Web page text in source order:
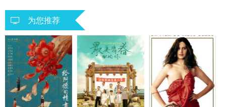
为您推荐